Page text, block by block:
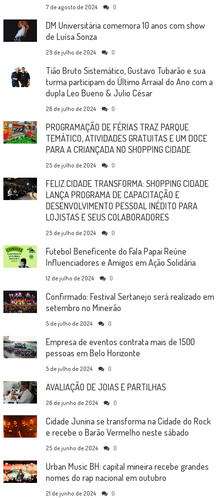
7 de agosto de 2024 0
DM Universitária comemora 10 anos com show
de Luísa Sonza
29 de julho de 2024 0
Tião Bruto Sistemático, Gustavo Tubarão e sua
turma participam do Último Arraial do Ano com a
dupla Leo Bueno & Julio César
26 de julho de 2024 0
PROGRAMAÇÃO DE FÉRIAS TRAZ PARQUE
TEMÁTICO, ATIVIDADES GRATUITAS E UM DOCE
PARA A CRIANÇADA NO SHOPPING CIDADE
25 de julho de 2024 0
FELIZ.CIDADE TRANSFORMA: SHOPPING CIDADE
LANÇA PROGRAMA DE CAPACITAÇÃO E
DESENVOLVIMENTO PESSOAL INÉDITO PARA
LOJISTAS E SEUS COLABORADORES
25 de julho de 2024 0
Futebol Beneficente do Fala Papai Reúne
Influenciadores e Amigos em Ação Solidária
12 de julho de 2024 0
Confirmado: Festival Sertanejo será realizado em
setembro no Mineirão
5 de julho de 2024 0
Empresa de eventos contrata mais de 1500
pessoas em Belo Horizonte
5 de julho de 2024 0
AVALIAÇÃO DE JOIAS E PARTILHAS
26 de junho de 2024 0
Cidade Junina se transforma na Cidade do Rock
e recebe o Barão Vermelho neste sábado
25 de junho de 2024 0
Urban Music BH: capital mineira recebe grandes
nomes do rap nacional em outubro
21 de junho de 2024 0